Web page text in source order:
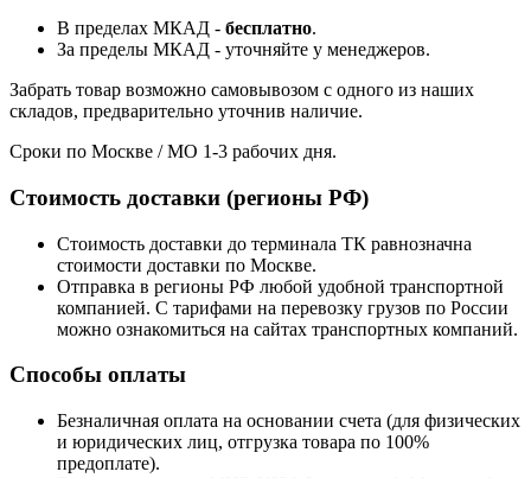
В пределах МКАД - бесплатно.
За пределы МКАД - уточняйте у менеджеров.
Забрать товар возможно самовывозом с одного из наших
складов, предварительно уточнив наличие.
Сроки по Москве / МО 1-3 рабочих дня.
Стоимость доставки (регионы РФ)
Стоимость доставки до терминала ТК равнозначна
стоимости доставки по Москве.
Отправка в регионы РФ любой удобной транспортной
компанией. С тарифами на перевозку грузов по России
можно ознакомиться на сайтах транспортных компаний.
Способы оплаты
Безналичная оплата на основании счета (для физических
и юридических лиц, отгрузка товара по 100%
предоплате).